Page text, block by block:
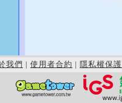
我們 | 使用者合約 | 隱私權保護